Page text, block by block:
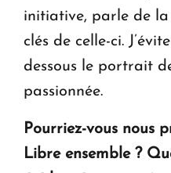
initiative, parle de la
clés de celle-ci.
dessous le portrait
passionnée.
Pourriez-vous nous
Libre ensemble?